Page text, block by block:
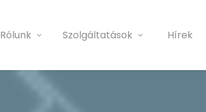
Rólunk Szolgáltatások Hírek